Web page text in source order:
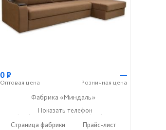
0Р
Оптовая цена
—
Розничная цена
Фабрика «Миндаль»
+7 (927) 630-62-82 ☎+7 (917) 638-44-17
Показать телефон
Страница фабрики
Прайс-лист